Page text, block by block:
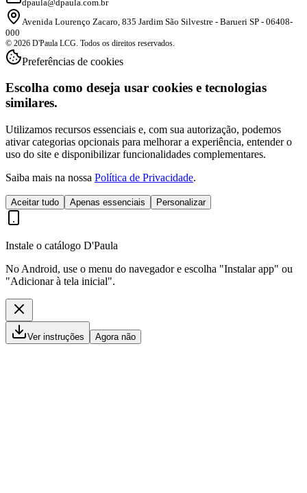
dpaula@dpaula.com.br
Avenida Lourenço Zacaro, 835 Jardim São Silvestre - Barueri SP - 06408-
000
© 2026 D'Paula LCG. Todos os direitos reservados.
Preferências de cookies
Escolha como deseja usar cookies e tecnologias
similares.
Utilizamos recursos essenciais e, com sua autorização, podemos
ativar categorias opcionais para melhorar a experiência, entender o
uso do site e disponibilizar funcionalidades complementares.
Saiba mais na nossa Política de Privacidade.
Aceitar tudo Apenas essenciais Personalizar
Instale o catálogo D'Paula
No Android, use o menu do navegador e escolha "Instalar app" ou
"Adicionar à tela inicial".
Ver instruções Agora não